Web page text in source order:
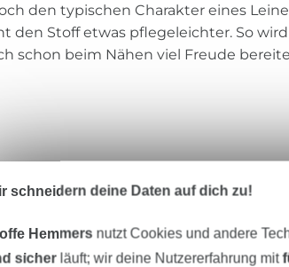
den typischen Charakter eines
den Stoff etwas pflegeleichter. So
schon beim Nähen viel Freude
schneidern deine Daten auf dich zu!
Hemmers nutzt Cookies und andere
sicherläuft; wir deine Nutzererfahrung mit